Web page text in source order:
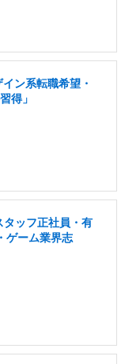
ン系転職希望・
得」
ッフ正社員・有
ゲーム業界志